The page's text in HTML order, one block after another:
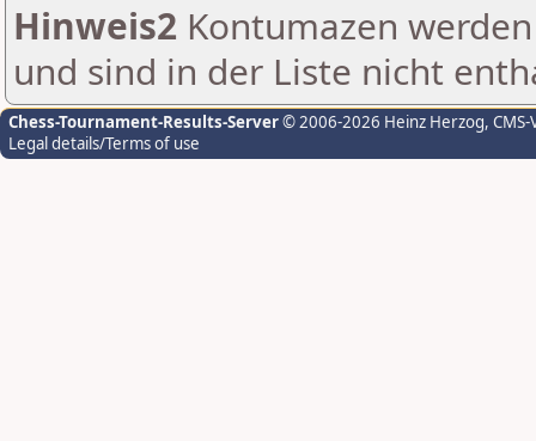
Hinweis2 Kontumazen
und sind in der Liste nicht
Chess-Tournament-Results-Server© 2006-2026 Heinz Herzog,
Legal details/Terms of use